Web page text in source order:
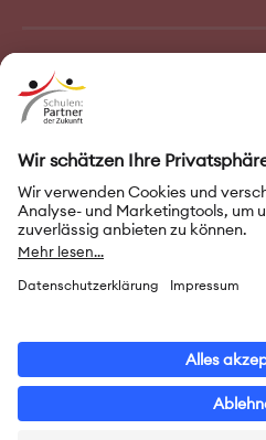
FAQ–Häufige Fragen
Nutzungsbedingungen
Privatsphäre-Einstellungen
Leichte Sprache
Erklärung zur Barrierefreiheit
© 2026 Initiative „Schulen: